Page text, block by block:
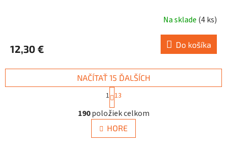
Na sklade (4 ks)
12,30 € Do košíka
O
v
l
á
NAČÍTAŤ 15 ĎALŠÍCH
S
t
r
á
n
k
1 13
190položiek celkom
HORE